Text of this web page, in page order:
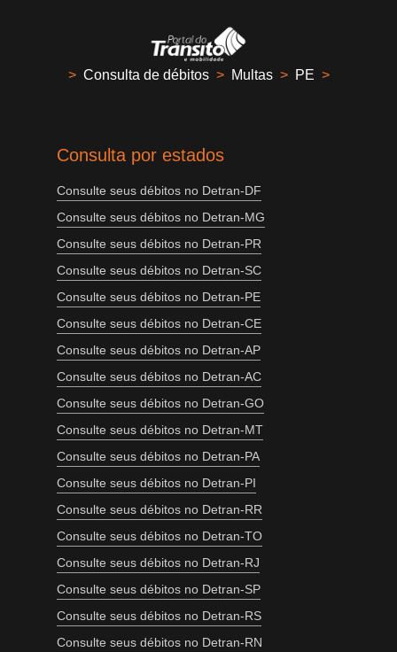
> Consulta de débitos > Multas > PE >
Consulta por estados
Consulte seus débitos no Detran-DF
Consulte seus débitos no Detran-MG
Consulte seus débitos no Detran-PR
Consulte seus débitos no Detran-SC
Consulte seus débitos no Detran-PE
Consulte seus débitos no Detran-CE
Consulte seus débitos no Detran-AP
Consulte seus débitos no Detran-AC
Consulte seus débitos no Detran-GO
Consulte seus débitos no Detran-MT
Consulte seus débitos no Detran-PA
Consulte seus débitos no Detran-PI
Consulte seus débitos no Detran-RR
Consulte seus débitos no Detran-TO
Consulte seus débitos no Detran-RJ
Consulte seus débitos no Detran-SP
Consulte seus débitos no Detran-RS
Consulte seus débitos no Detran-RN